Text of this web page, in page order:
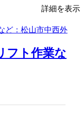
詳細を表示
フト作業な